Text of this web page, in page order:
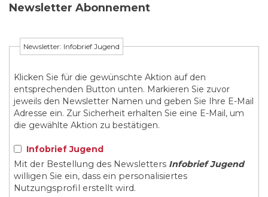
Newsletter Abonnement
Newsletter: Infobrief Jugend
Klicken Sie für die gewünschte Aktion auf den
entsprechenden Button unten. Markieren Sie zuvor
jeweils den Newsletter Namen und geben Sie Ihre E-Mail
Adresse ein. Zur Sicherheit erhalten Sie eine E-Mail, um
die gewählte Aktion zu bestätigen.
Infobrief Jugend
Mit der Bestellung des Newsletters Infobrief Jugend
willigen Sie ein, dass ein personalisiertes
Nutzungsprofil erstellt wird.